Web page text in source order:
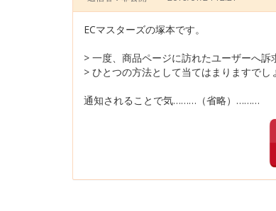
ECマスターズの塚本です。
> 一度、商品ページに訪れたユーザーへ訴
> ひとつの方法として当てはまりますでし
通知されることで気………（省略）………